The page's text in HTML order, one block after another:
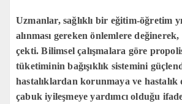
Uzmanlar, sağlıklı bir eğitim-öğretim
alınması gereken önlemlere
çekti. Bilimsel çalışmalara göre
tüketiminin bağışıklık sistemini
hastalıklardan korunmaya ve hastalık
çabuk iyileşmeye yardımcı olduğu